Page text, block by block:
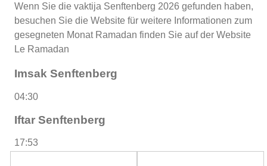
Wenn Sie die vaktija Senftenberg 2026 gefunden haben,
besuchen Sie die Website für weitere Informationen zum
gesegneten Monat Ramadan finden Sie auf der Website
Le Ramadan
Imsak Senftenberg
04:30
Iftar Senftenberg
17:53